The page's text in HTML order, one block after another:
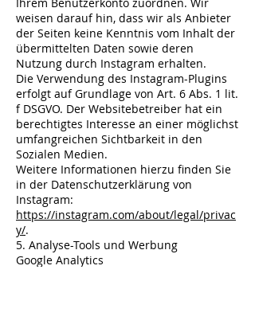
weisen darauf hin, dass wir als Anbieter
der Seiten keine Kenntnis vom Inhalt der
übermittelten Daten sowie deren
Nutzung durch Instagram erhalten.
Die Verwendung des Instagram-Plugins
erfolgt auf Grundlage von Art. 6 Abs. 1 lit.
f DSGVO. Der Websitebetreiber hat ein
berechtigtes Interesse an einer möglichst
umfangreichen Sichtbarkeit in den
Sozialen Medien.
Weitere Informationen hierzu finden Sie
in der Datenschutzerklärung von
Instagram:
https://instagram.com/about/legal/privac
y/.
5. Analyse-Tools und Werbung
Google Analytics